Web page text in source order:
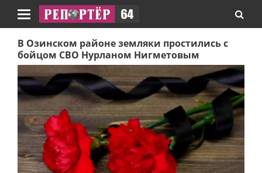
Навигация
В Озинском районе земляки простились с
бойцом СВО Нурланом Нигметовым